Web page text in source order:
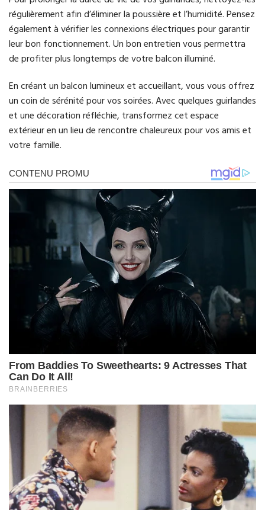
régulièrement afin d’éliminer la poussière et l’humidité. Pensez
également à vérifier les connexions électriques pour garantir
leur bon fonctionnement. Un bon entretien vous permettra
de profiter plus longtemps de votre balcon illuminé.
En créant un balcon lumineux et accueillant, vous vous offrez
un coin de sérénité pour vos soirées. Avec quelques guirlandes
et une décoration réfléchie, transformez cet espace
extérieur en un lieu de rencontre chaleureux pour vos amis et
votre famille.